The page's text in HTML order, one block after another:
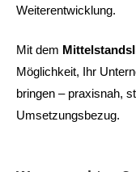
Weiterentwicklung.
Mit dem
Möglichkeit, Ihr
bringen – praxisnah,
Umsetzungsbezug.